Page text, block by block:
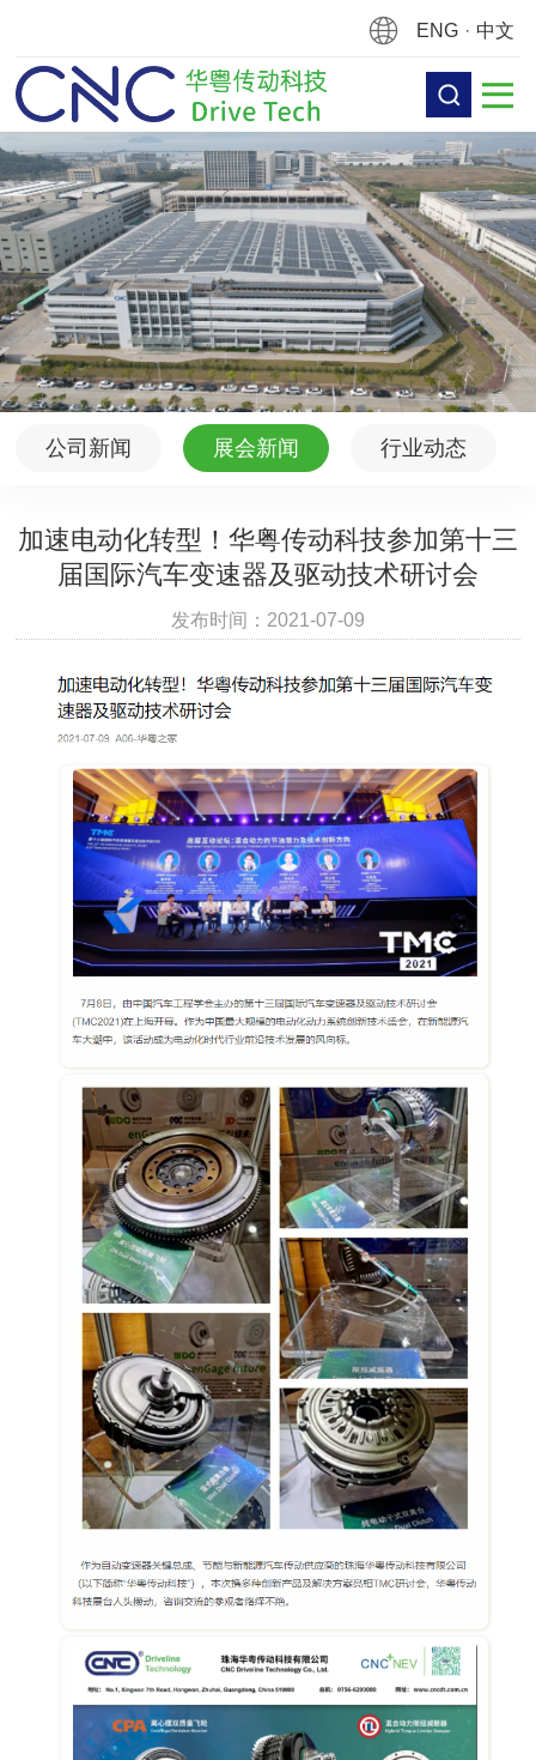
ENG · 中文
公司新闻 展会新闻 行业动态
加速电动化转型！华粤传动科技参加第十三
届国际汽车变速器及驱动技术研讨会
发布时间：2021-07-09